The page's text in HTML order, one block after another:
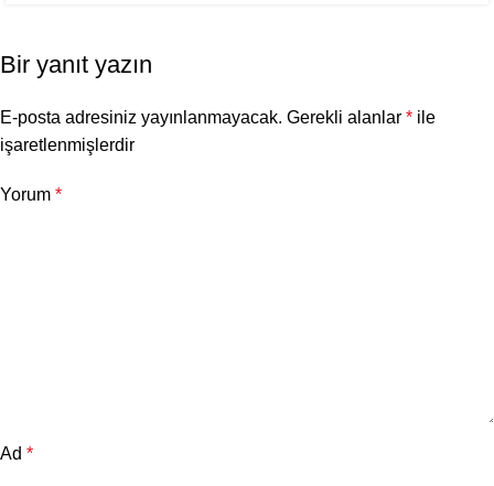
Bir yanıt yazın
E-posta adresiniz yayınlanmayacak. Gerekli alanlar * ile
işaretlenmişlerdir
Yorum *
Ad *